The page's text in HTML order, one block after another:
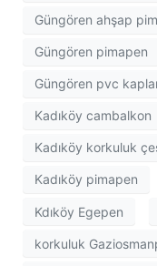
Güngören ahşap
Güngören pimapen
Güngören pvc
Kadıköy cambalkon
Kadıköy korkuluk
Kadıköy pimapen
Kdıköy Egepen
korkuluk